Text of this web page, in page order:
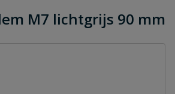
M7 lichtgrijs 90 mm